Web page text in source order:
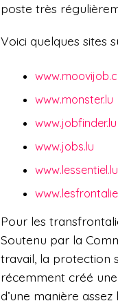
poste très
Voici quelques sites
www.monster.lu
www.jobfinder.lu
www.jobs.lu
www.lessentiel.lu
Pour les
Soutenu par la
travail, la protection
récemment créé
d’une manière